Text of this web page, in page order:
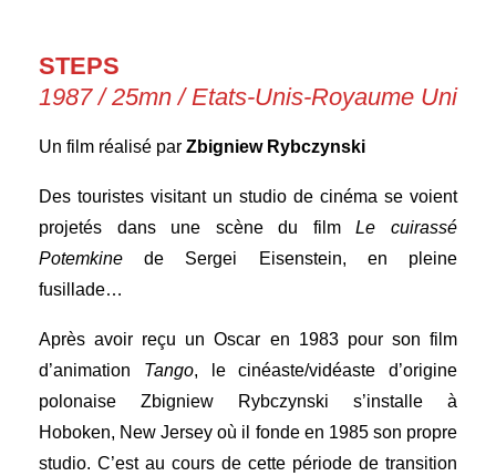
STEPS
1987 / 25mn / Etats-Unis-Royaume Uni
Un film réalisé par Zbigniew Rybczynski
Des touristes visitant un studio de cinéma se voient
projetés dans une scène du filmLe cuirassé
Potemkine de Sergei Eisenstein, en pleine
fusillade…
Après avoir reçu un Oscar en 1983 pour son film
d’animation Tango, le cinéaste/vidéaste d’origine
polonaise Zbigniew Rybczynski s’installe à
Hoboken, New Jersey où il fonde en 1985 son propre
studio. C’est au cours de cette période de transition